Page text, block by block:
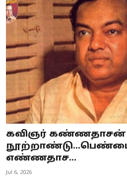
கவிஞர் கண்ணதாசன்
எண்ணதாச...
Jul 6, 2026